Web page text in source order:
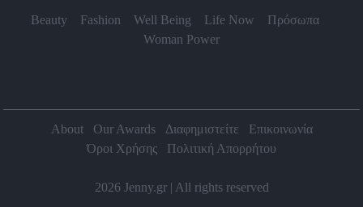
Beauty Fashion Well Being Life Now
Πρόσωπα
Woman Power
About Our Awards Διαφημιστείτε
Επικοινωνία
Όροι Χρήσης
Πολιτική Απορρήτου
2026 Jenny.gr | All rights reserved